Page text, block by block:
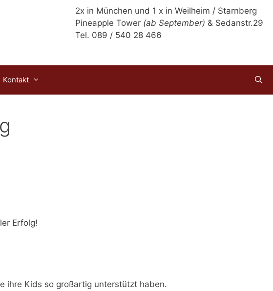
2x in München und 1 x in Weilheim / Starnberg
Pineapple Tower (ab September) & Sedanstr.29
Tel. 089 / 540 28 466
Kontakt
Erfolg!
ihre Kids so großartig unterstützt haben.